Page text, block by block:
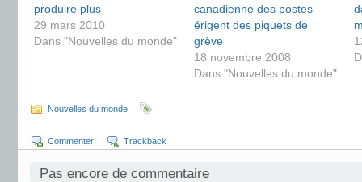
produire plus
29 mars 2010
Dans "Nouvelles du monde"
canadienne des postes
érigent des piquets de
grève
18 novembre 2008
Dans "Nouvelles du monde"
Nouvelles du monde
Commenter Trackback
Pas encore de commentaire